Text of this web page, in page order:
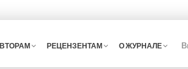
РЕЦЕНЗЕНТАМ О ЖУРНАЛЕ